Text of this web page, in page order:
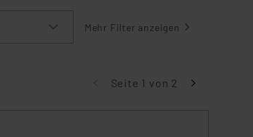
Mehr Filter anzeigen
Seite 1 von 2